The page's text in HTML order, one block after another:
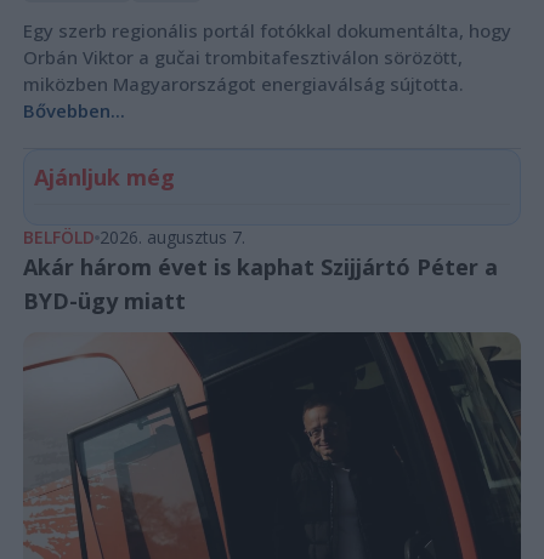
Egy szerb regionális portál fotókkal dokumentálta, hogy
Orbán Viktor a gučai trombitafesztiválon sörözött,
miközben Magyarországot energiaválság sújtotta.
Bővebben...
Ajánljuk még
BELFÖLD 2026. augusztus 7.
Akár három évet is kaphat Szijjártó Péter a
BYD-ügy miatt